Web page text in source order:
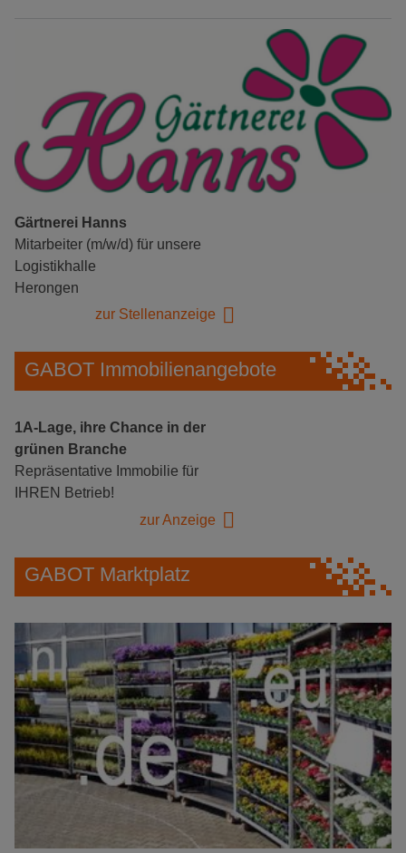
Gärtnerei Hanns
Mitarbeiter (m/w/d) für unsere
Logistikhalle
Herongen
zur Stellenanzeige
GABOT Immobilienangebote
1A-Lage, ihre Chance in der
grünen Branche
Repräsentative Immobilie für
IHREN Betrieb!
zur Anzeige
GABOT Marktplatz